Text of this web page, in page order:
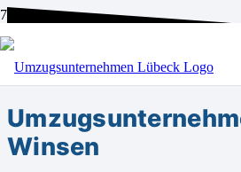
BEI UNS SIND SIE
Winsen